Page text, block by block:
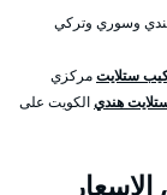
هندي وسوري وتركي
ستلايتمركزي
هنديالكويت على